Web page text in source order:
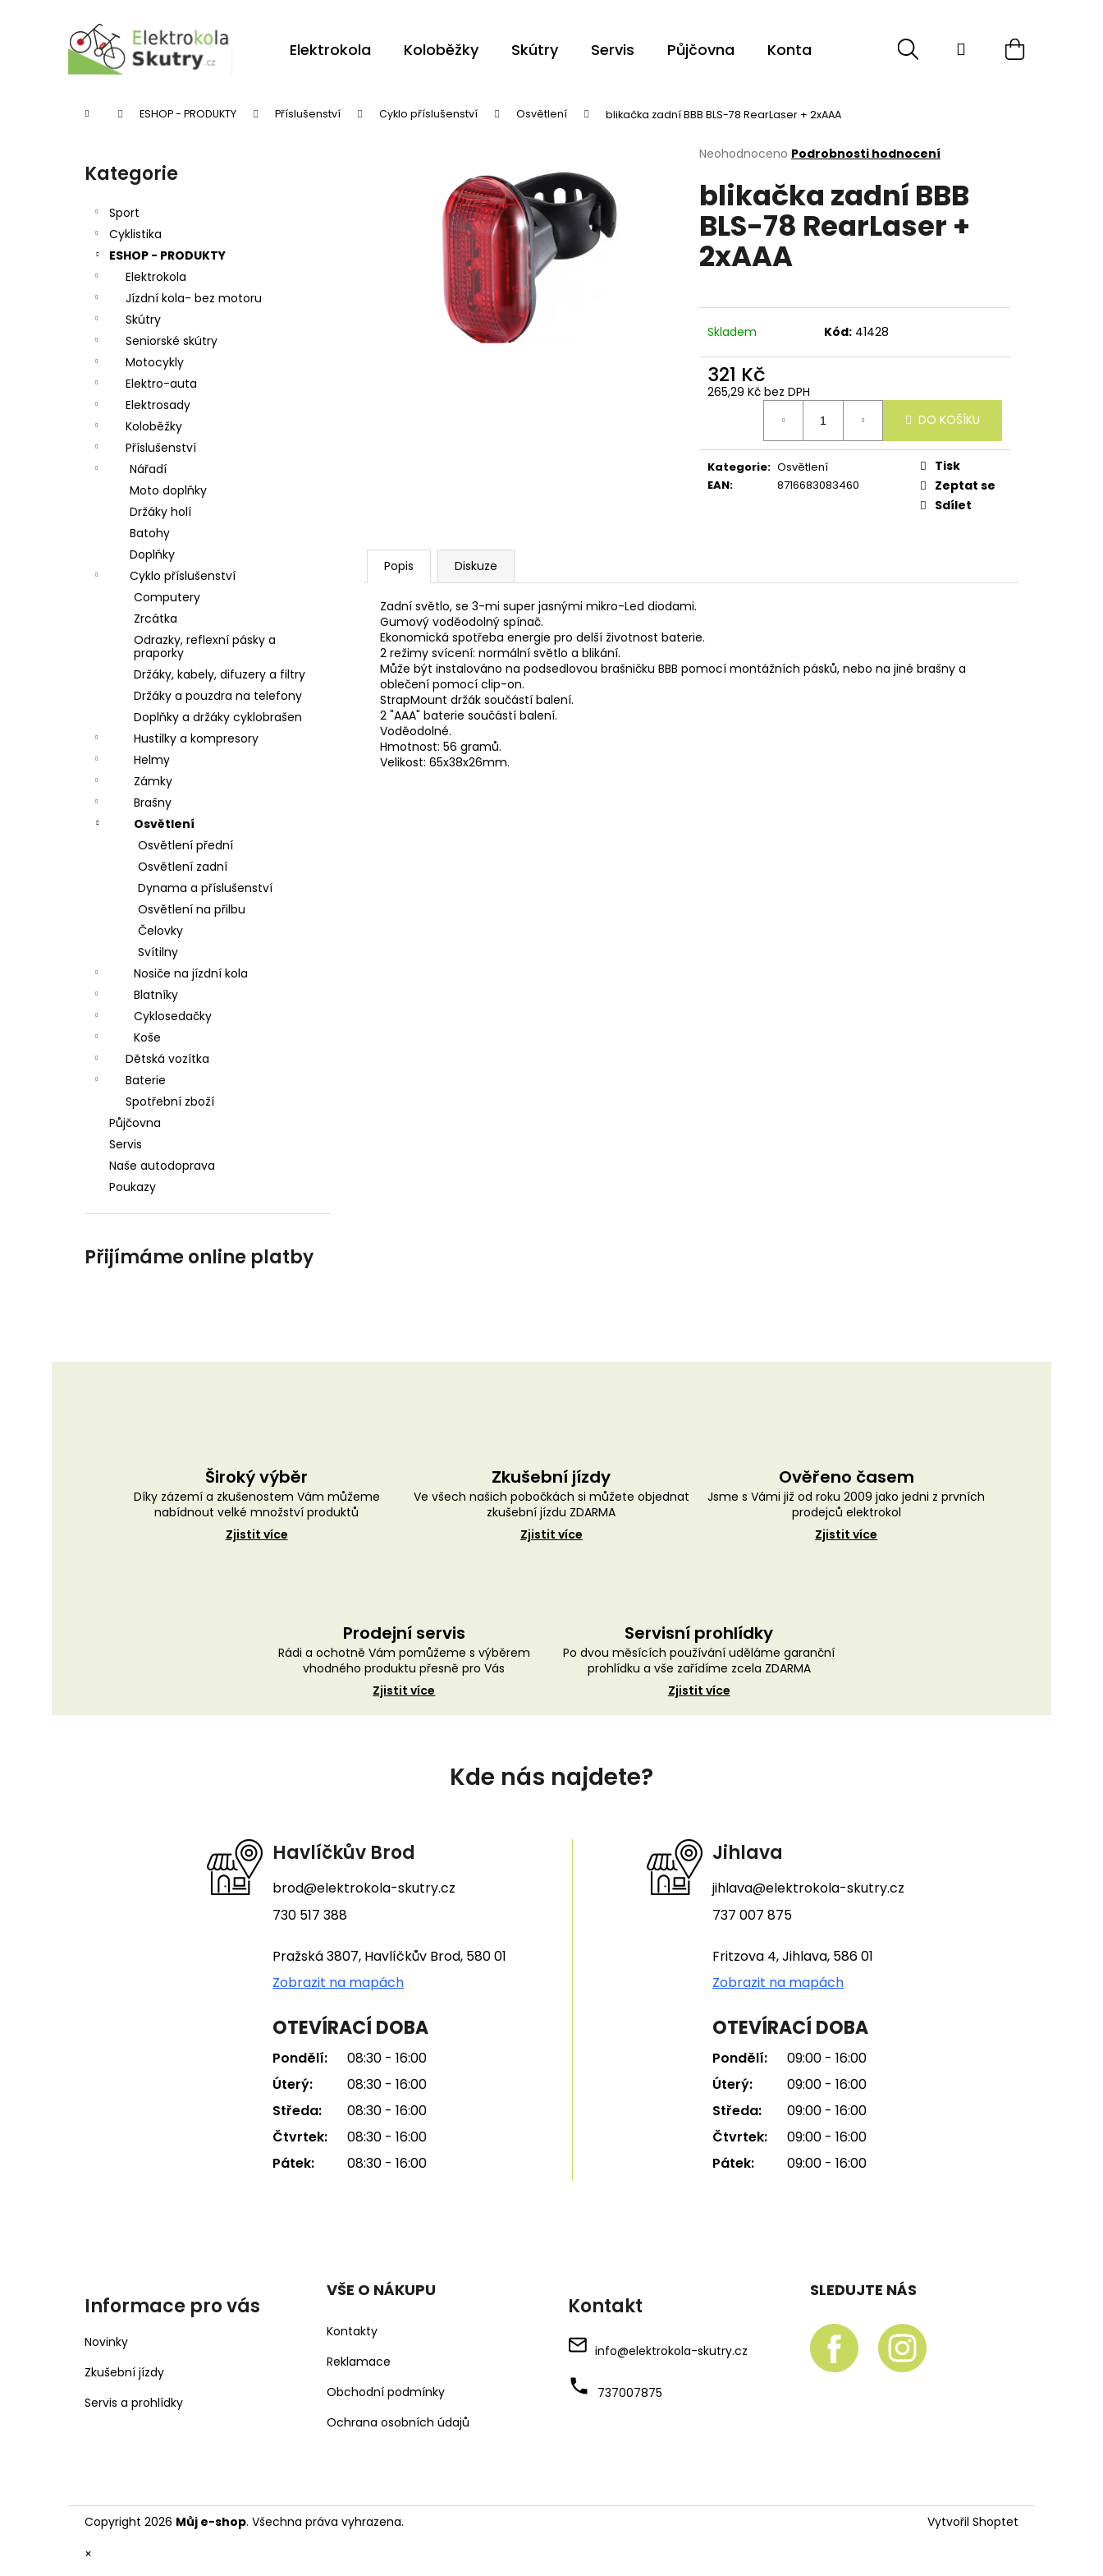
Elektrokola Koloběžky Skútry Servis Půjčovna Kontakt Sport Cyklistika
HledatPřihlášeníNákupní
Domů ESHOP - PRODUKTY Příslušenství Cyklo příslušenství Osvětlení blikačka zadní BBB BLS-78 RearLaser + 2xAAA
Přeskočit
kategorie
Kategorie
Sport
Cyklistika
ESHOP - PRODUKTY
Elektrokola
Jízdní kola- bez motoru
Skútry
Seniorské skútry
Motocykly
Elektro-auta
Elektrosady
Koloběžky
Příslušenství
Nářadí
Moto doplňky
Držáky holí
Batohy
Doplňky
Cyklo příslušenství
Computery
Zrcátka
Odrazky, reflexní pásky a
praporky
Držáky, kabely, difuzery a filtry
Držáky a pouzdra na telefony
Doplňky a držáky cyklobrašen
Hustilky a kompresory
Helmy
Zámky
Brašny
Osvětlení
Osvětlení přední
Osvětlení zadní
Dynama a příslušenství
Osvětlení na přilbu
Čelovky
Svítilny
Nosiče na jízdní kola
Blatníky
Cyklosedačky
Koše
Dětská vozítka
Baterie
Spotřební zboží
Půjčovna
Servis
Naše autodoprava
Poukazy
Přijímáme online platby
Průměrné
produktu
je
0,0
5
hvězdiček.
Neohodnoceno Podrobnosti hodnocení
blikačka zadní BBB
BLS-78 RearLaser +
2xAAA
Skladem Kód: 41428
321 Kč
265,29 Kč bez DPH
DO KOŠÍKU
Kategorie: Osvětlení
EAN: 8716683083460
Tisk
Zeptat se
Sdílet
Popis Diskuze
Zadní světlo, se 3-mi super jasnými mikro-Led diodami.
Gumový voděodolný spínač.
Ekonomická spotřeba energie pro delší životnost baterie.
2 režimy svícení: normální světlo a blikání.
Může být instalováno na podsedlovou brašničku BBB pomocí montážních pásků, nebo na jiné brašny a
oblečení pomocí clip-on.
StrapMount držák součástí balení.
2 "AAA" baterie součástí balení.
Voděodolné.
Hmotnost: 56 gramů.
Velikost: 65x38x26mm.
Široký výběr
Díky zázemí a zkušenostem Vám můžeme
nabídnout velké množství produktů
Zjistit více
Zkušební jízdy
Ve všech našich pobočkách si můžete objednat
zkušební jízdu ZDARMA
Zjistit více
Ověřeno časem
Jsme s Vámi již od roku 2009 jako jedni z prvních
prodejců elektrokol
Zjistit více
Prodejní servis
Rádi a ochotně Vám pomůžeme s výběrem
vhodného produktu přesně pro Vás
Zjistit více
Servisní prohlídky
Po dvou měsících používání uděláme garanční
prohlídku a vše zařídíme zcela ZDARMA
Zjistit více
Zpět
Zpět
Doporučujeme
Kde nás najdete?
Havlíčkův Brod
brod@elektrokola-skutry.cz
730 517 388
Pražská 3807, Havlíčkův Brod, 580 01
Zobrazit na mapách
OTEVÍRACÍ DOBA
Pondělí:
08:30 - 16:00
Úterý:
08:30 - 16:00
Středa:
08:30 - 16:00
Čtvrtek:
08:30 - 16:00
Pátek:
08:30 - 16:00
Jihlava
jihlava@elektrokola-skutry.cz
737 007 875
Fritzova 4, Jihlava, 586 01
Zobrazit na mapách
OTEVÍRACÍ DOBA
Pondělí:
09:00 - 16:00
Úterý:
09:00 - 16:00
Středa:
09:00 - 16:00
Čtvrtek:
09:00 - 16:00
Pátek:
09:00 - 16:00
Informace pro vás
Novinky
Zkušební jízdy
Servis a prohlídky
VŠE O NÁKUPU
Kontakty
Reklamace
Obchodní podmínky
Ochrana osobních údajů
Kontakt
info@elektrokola-skutry.cz
737007875
SLEDUJTE NÁS
Vytvořil Shoptet
Copyright 2026 Můj e-shop. Všechna práva vyhrazena.
×